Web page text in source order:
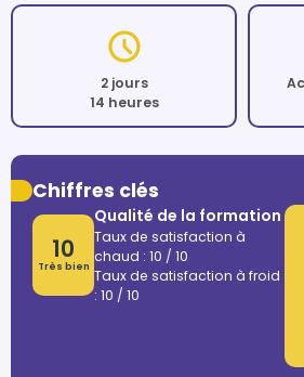
2 jours
14 heures
Chiffres clés
10
Très bien
Qualité de la formation
Taux de satisfaction à
chaud : 10 / 10
Taux de satisfaction à froid
: 10 / 10